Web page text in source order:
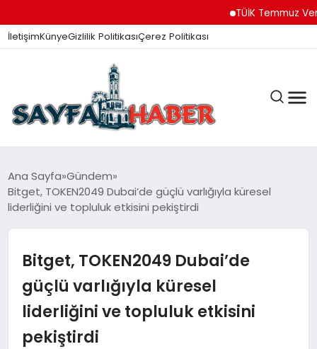
TÜİK Temmuz
İletişimKünyeGizlilik PolitikasıÇerez Politikası
ANA SAYFA
GÜNDEM
İZMIR HABERLERI
EĞITIM
Ana Sayfa Gündem
Bitget, TOKEN2049 Dubai’de güçlü varlığıyla küresel
liderliğini ve topluluk etkisini pekiştirdi
Bitget, TOKEN2049 Dubai’de
güçlü varlığıyla küresel
liderliğini ve topluluk etkisini
pekiştirdi